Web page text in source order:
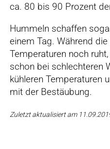
ca. 80 bis 90 Prozent
Hummeln schaffen
einem Tag. Während
Temperaturen noch
schon bei schlechteren
kühleren Temperaturen
mit der Bestäubung.
Zuletzt aktualisiert am